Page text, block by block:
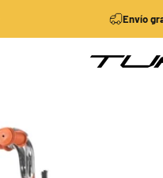
Envío
Turbo Bicycles